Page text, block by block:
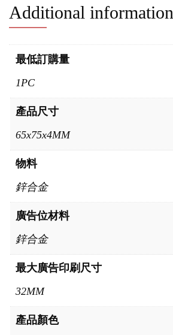
Additional information
最低訂購量
1PC
產品尺寸
65x75x4MM
物料
鋅合金
廣告位材料
鋅合金
最大廣告印刷尺寸
32MM
產品顏色